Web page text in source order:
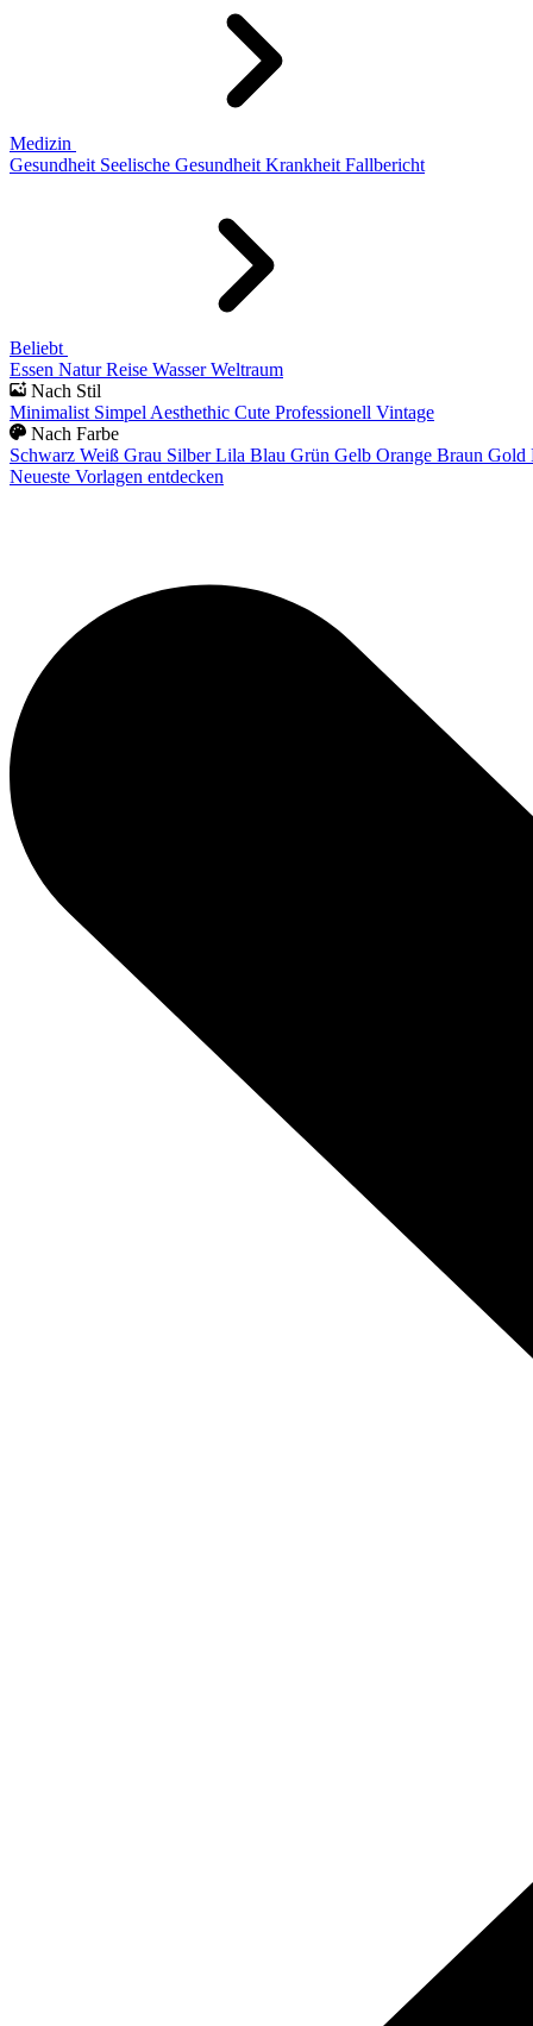
Medizin
Gesundheit Seelische Gesundheit Krankheit Fallbericht
Beliebt
Essen Natur Reise Wasser Weltraum
Nach Stil
Minimalist Simpel Aesthethic Cute Professionell Vintage
Nach Farbe
Schwarz Weiß Grau Silber Lila Blau Grün Gelb Orange Braun Gold
Neueste Vorlagen entdecken